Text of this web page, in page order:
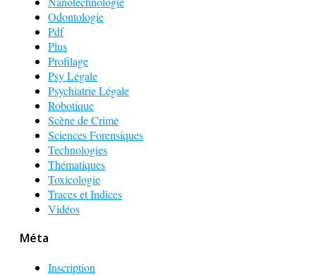
Odontologie
Pdf
Plus
Profilage
Psy Légale
Psychiatrie Légale
Robotique
Scène de Crime
Sciences Forensiques
Technologies
Thématiques
Toxicologie
Traces et Indices
Vidéos
Méta
Inscription